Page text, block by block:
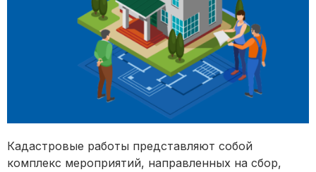
Кадастровые работы представляют собой
комплекс мероприятий, направленных на сбор,